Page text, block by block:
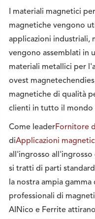
I materiali magnetici
magnetiche vengono
applicazioni industriali,
vengono assemblati in
materiali metallici per
ovest
magnetiche di qualità
clienti in tutto il mondo
Come leaderFornitore
diApplicazioni
all'ingrosso all'ingrosso
si tratti di parti
la nostra ampia
professionali di
AINico e Ferrite